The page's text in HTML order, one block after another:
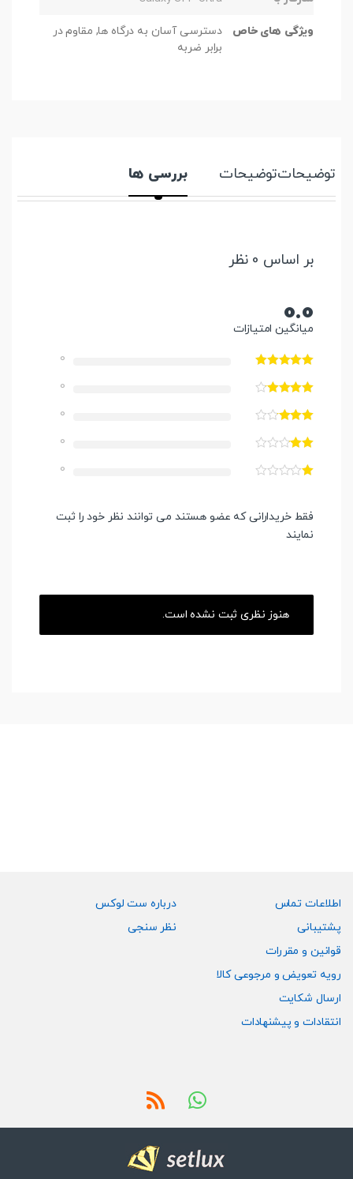
ویژگی های خاص
دسترسی آسان به درگاه ها, مقاوم در
برابر ضربه
توضیحاتتوضیحات بررسی ها
بر اساس 0 نظر
0.0
میانگین امتیازات
0
0
0
0
0
فقط خریدارانی که عضو هستند می توانند نظر خود را ثبت
نمایند
هنوز نظری ثبت نشده است.
اطلاعات تماس
پشتیبانی
قوانین و مقررات
رویه تعویض و مرجوعی کالا
ارسال شکایت
انتقادات و پیشنهادات
درباره ست لوکس
نظر سنجی